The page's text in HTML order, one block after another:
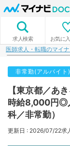
求人検索 お気に
医師求人・転職のマイ
非常勤(アルバイト
【東京都／あ
時給8,000円◎
科／非常勤）
更新日 : 2026/07/22求